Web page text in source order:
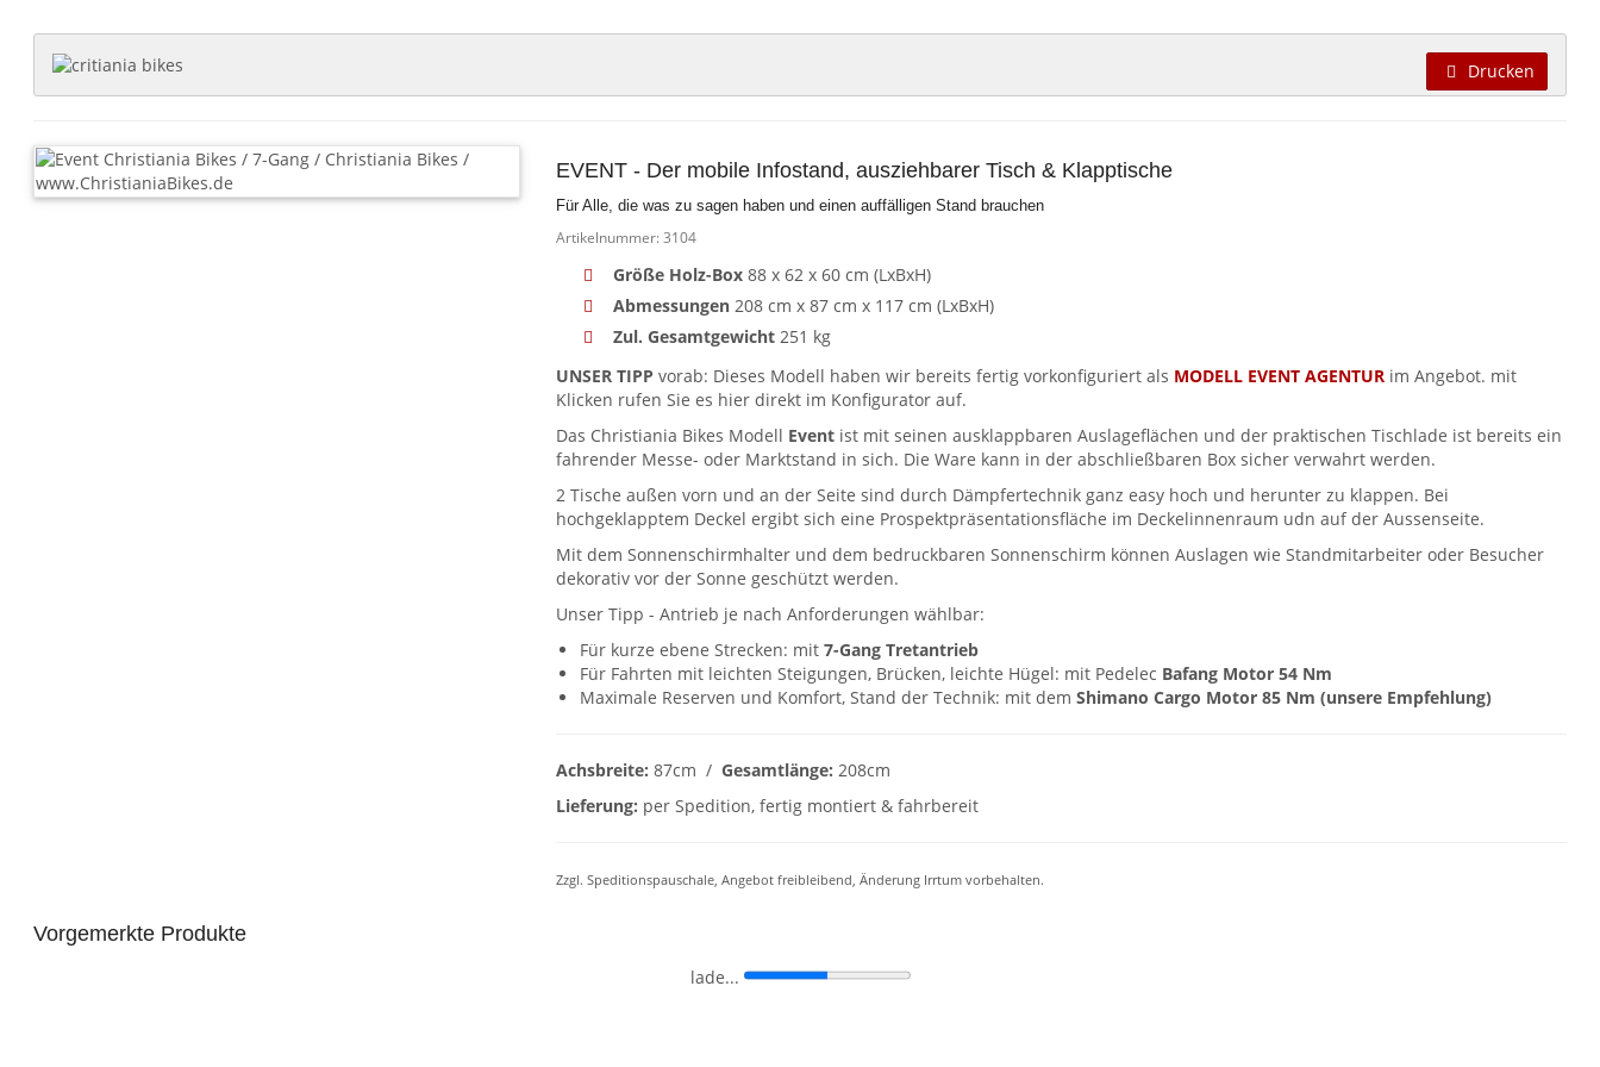
Drucken
EVENT - Der mobile Infostand, ausziehbarer Tisch & Klapptische
Für Alle, die was zu sagen haben und einen auffälligen Stand brauchen
Artikelnummer: 3104
Größe Holz-Box 88 x 62 x 60 cm (LxBxH)
Abmessungen 208 cm x 87 cm x 117 cm (LxBxH)
Zul. Gesamtgewicht 251 kg
UNSER TIPP vorab: Dieses Modell haben wir bereits fertig vorkonfiguriert als MODELL EVENT AGENTUR im Angebot. mit
Klicken rufen Sie es hier direkt im Konfigurator auf.
Das Christiania Bikes Modell Event ist mit seinen ausklappbaren Auslageflächen und der praktischen Tischlade ist bereits ein
fahrender Messe- oder Marktstand in sich. Die Ware kann in der abschließbaren Box sicher verwahrt werden.
2 Tische außen vorn und an der Seite sind durch Dämpfertechnik ganz easy hoch und herunter zu klappen. Bei
hochgeklapptem Deckel ergibt sich eine Prospektpräsentationsfläche im Deckelinnenraum udn auf der Aussenseite.
Mit dem Sonnenschirmhalter und dem bedruckbaren Sonnenschirm können Auslagen wie Standmitarbeiter oder Besucher
dekorativ vor der Sonne geschützt werden.
Unser Tipp - Antrieb je nach Anforderungen wählbar:
Für kurze ebene Strecken: mit7-Gang Tretantrieb
Für Fahrten mit leichten Steigungen, Brücken, leichte Hügel: mit Pedelec Bafang Motor 54 Nm
Maximale Reserven und Komfort, Stand der Technik: mit demShimano Cargo Motor 85 Nm (unsere Empfehlung)
Achsbreite: 87cm /Gesamtlänge: 208cm
Lieferung: per Spedition, fertig montiert & fahrbereit
Zzgl. Speditionspauschale, Angebot freibleibend, Änderung Irrtum vorbehalten.
Vorgemerkte Produkte
lade...